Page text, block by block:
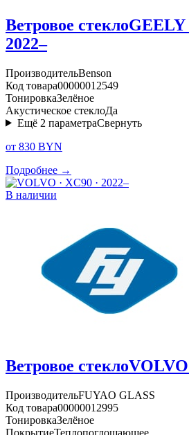
Ветровое стеклоGEELY
2022–
ПроизводительBenson
Код товара00000012549
ТонировкаЗелёное
Акустическое стеклоДа
Ещё 2 параметраСвернуть
от 830 BYN
Подробнее →
В наличии
Ветровое стеклоVOLVO
ПроизводительFUYAO GLASS
Код товара00000012995
ТонировкаЗелёное
ПокрытиеТеплопоглощающее